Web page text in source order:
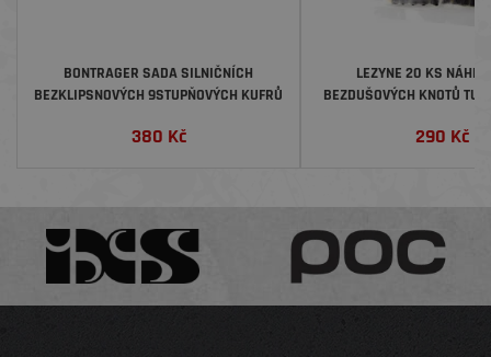
BONTRAGER SADA SILNIČNÍCH
BEZKLIPSNOVÝCH 9STUPŇOVÝCH KUFRŮ
380 Kč
LEZYNE 20 KS
BEZDUŠOVÝCH KNOTŮ
290 Kč